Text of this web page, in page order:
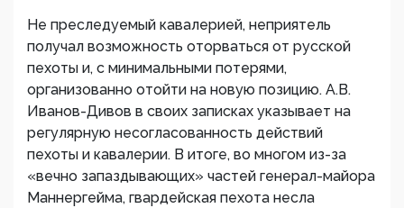
Не преследуемый кавалерией, неприятель
получал возможность оторваться от русской
пехоты и, с минимальными потерями,
организованно отойти на новую позицию. А.В.
Иванов-Дивов в своих записках указывает на
регулярную несогласованность действий
пехоты и кавалерии. В итоге, во многом из-за
«вечно запаздывающих» частей генерал-майора
Маннергейма, гвардейская пехота несла